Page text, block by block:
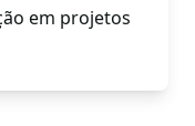
em projetos